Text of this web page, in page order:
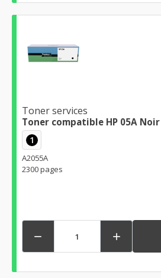
Toner services
Toner compatible HP 05A Noir
1
A2055A
2300 pages
 